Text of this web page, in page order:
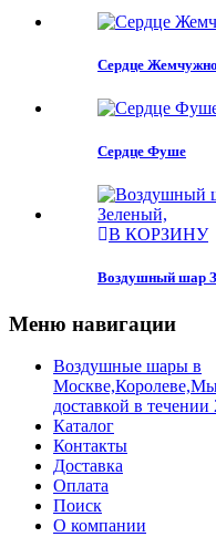
Сердце
Сердце Фуше
В КОРЗИНУ
Воздушный шар
Меню навигации
Воздушные шары в
доставкой в течении
Каталог
Контакты
Доставка
Оплата
Поиск
О компании